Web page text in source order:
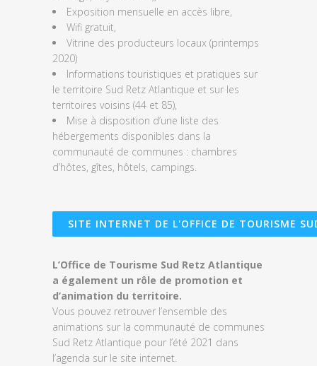
Exposition mensuelle en accès libre,
Wifi gratuit,
Vitrine des producteurs locaux (printemps
2020)
Informations touristiques et pratiques sur
le territoire Sud Retz Atlantique et sur les
territoires voisins (44 et 85),
Mise à disposition d’une liste des
hébergements disponibles dans la
communauté de communes : chambres
d’hôtes, gîtes, hôtels, campings.
SITE INTERNET DE L'OFFICE DE TOURISME
L’Office de Tourisme Sud Retz Atlantique
a également un rôle de promotion et
d’animation du territoire.
Vous pouvez retrouver l’ensemble des
animations sur la communauté de communes
Sud Retz Atlantique pour l’été 2021 dans
l’agenda sur le site internet.